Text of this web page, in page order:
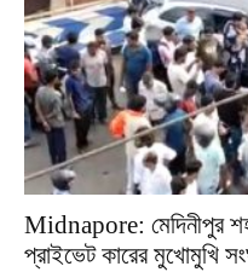
Midnapore: মেদিনীপুর
প্রাইভেট কারের মুখোমুখি